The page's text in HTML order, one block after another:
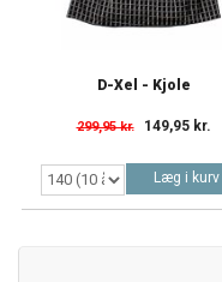
D-Xel - Kjole
299,95 kr. 149,95 kr.
Læg i kurv